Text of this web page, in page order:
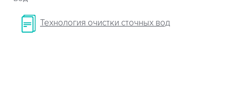
Технология очистки сточных вод